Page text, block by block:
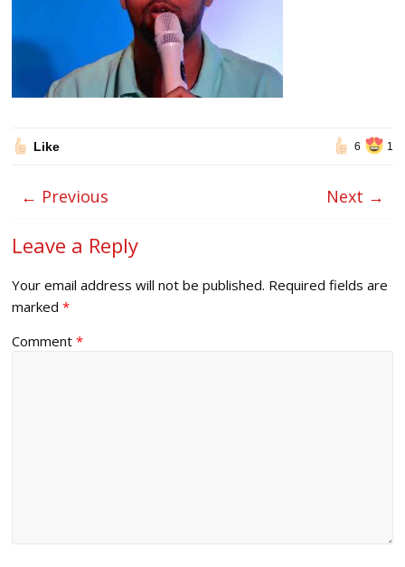
Like 6 1
← Previous Next →
Leave a Reply
Your email address will not be published. Required fields are
marked*
Comment*